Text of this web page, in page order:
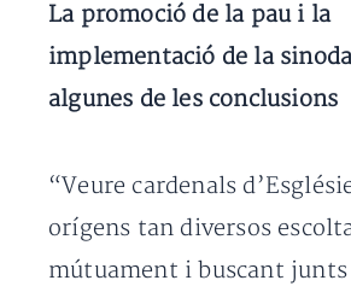
La promoció de la pau i la
implementació de la
algunes de les conclusions
“Veure cardenals
orígens tan diversos
mútuament i buscant junts